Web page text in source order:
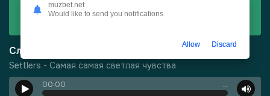
Скачать
Слушать
Settlers - Самая самая светлая чувства
00:00 …
- Харизма
muzbet.net
Would like to send you notifications
Allow Discard